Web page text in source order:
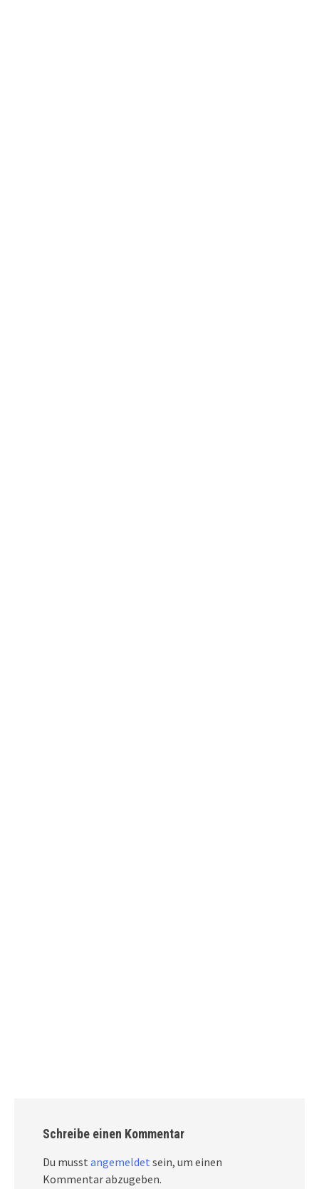
Schreibe einen Kommentar
Du musst angemeldet sein, um einen
Kommentar abzugeben.